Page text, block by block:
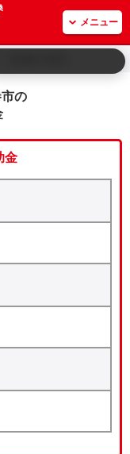
メニュー
の
金